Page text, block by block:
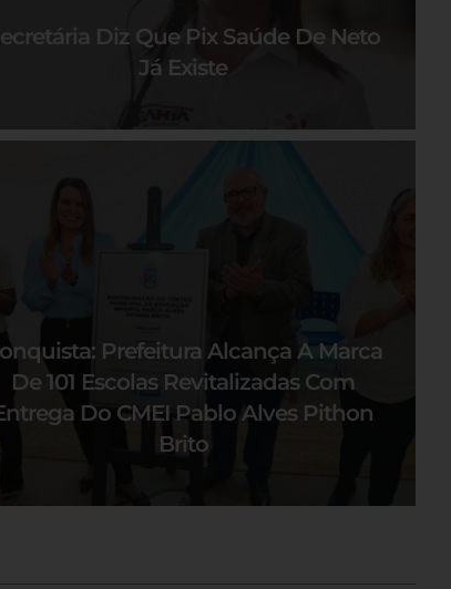
Diz Que Pix Saúde De Neto
Já Existe
Prefeitura Alcança A Marca
De 101 Escolas Revitalizadas Com
Do CMEI Pablo Alves Pithon
Brito